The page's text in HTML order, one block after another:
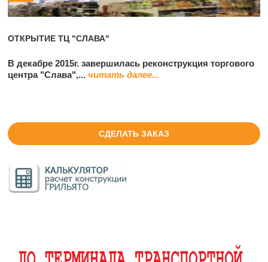
ОТКРЫТИЕ ТЦ "СЛАВА"
В декабре 2015г. завершилась реконструкция торгового
центра "Слава",...читать далее...
СДЕЛАТЬ ЗАКАЗ